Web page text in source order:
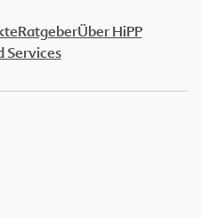
RatgeberÜber HiPP
Services